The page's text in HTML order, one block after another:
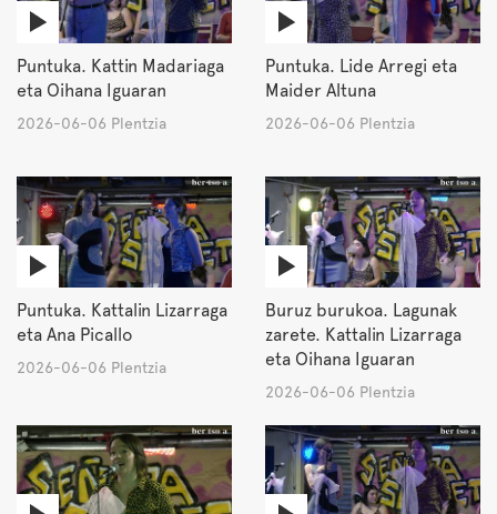
Puntuka. Kattin Madariaga
eta Oihana Iguaran
2026-06-06 Plentzia
Puntuka. Lide Arregi eta
Maider Altuna
2026-06-06 Plentzia
Puntuka. Kattalin Lizarraga
eta Ana Picallo
2026-06-06 Plentzia
Buruz burukoa. Lagunak
zarete. Kattalin Lizarraga
eta Oihana Iguaran
2026-06-06 Plentzia